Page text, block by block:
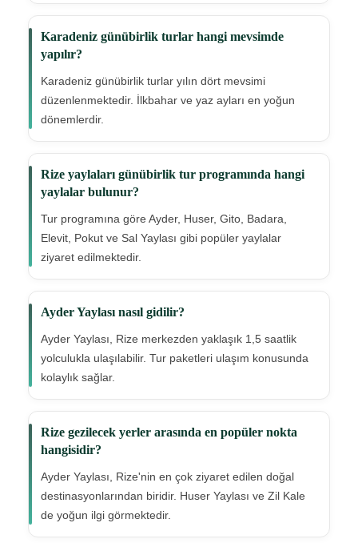
Karadeniz günübirlik turlar hangi mevsimde
yapılır?
Karadeniz günübirlik turlar yılın dört mevsimi
düzenlenmektedir. İlkbahar ve yaz ayları en yoğun
dönemlerdir.
Rize yaylaları günübirlik tur programında hangi
yaylalar bulunur?
Tur programına göre Ayder, Huser, Gito, Badara,
Elevit, Pokut ve Sal Yaylası gibi popüler yaylalar
ziyaret edilmektedir.
Ayder Yaylası nasıl gidilir?
Ayder Yaylası, Rize merkezden yaklaşık 1,5 saatlik
yolculukla ulaşılabilir. Tur paketleri ulaşım konusunda
kolaylık sağlar.
Rize gezilecek yerler arasında en popüler nokta
hangisidir?
Ayder Yaylası, Rize'nin en çok ziyaret edilen doğal
destinasyonlarından biridir. Huser Yaylası ve Zil Kale
de yoğun ilgi görmektedir.